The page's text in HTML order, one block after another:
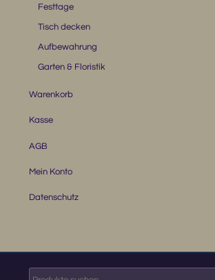
Festtage
Tisch decken
Aufbewahrung
Garten & Floristik
Warenkorb
Kasse
AGB
Mein Konto
Datenschutz